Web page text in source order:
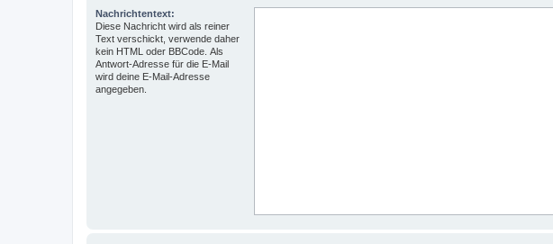
Nachrichtentext:
Diese Nachricht wird als reiner
Text verschickt, verwende daher
kein HTML oder BBCode. Als
Antwort-Adresse für die E-Mail
wird deine E-Mail-Adresse
angegeben.